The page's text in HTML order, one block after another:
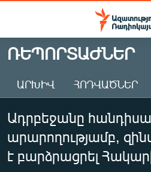
Մատչելիության
Անցնել
հիմնական
Անցնել
հիմնական
մենյուին
ԱԶԱՏՈՒԹՅՈՒՆ TV
ՀԱՅԱՍՏԱՆ
ԸՆՏՐՈՒԹՅՈՒՆՆԵՐ 2026
ԻՐԱՎՈՒՆՔ
ՌԵՊՈՐՏԱԺՆԵՐ
ԱՐԽԻՎ ՀՈԴՎԱԾՆԵՐ
Ադրբեջանը
արարողությամբ,
է բարձրացրել